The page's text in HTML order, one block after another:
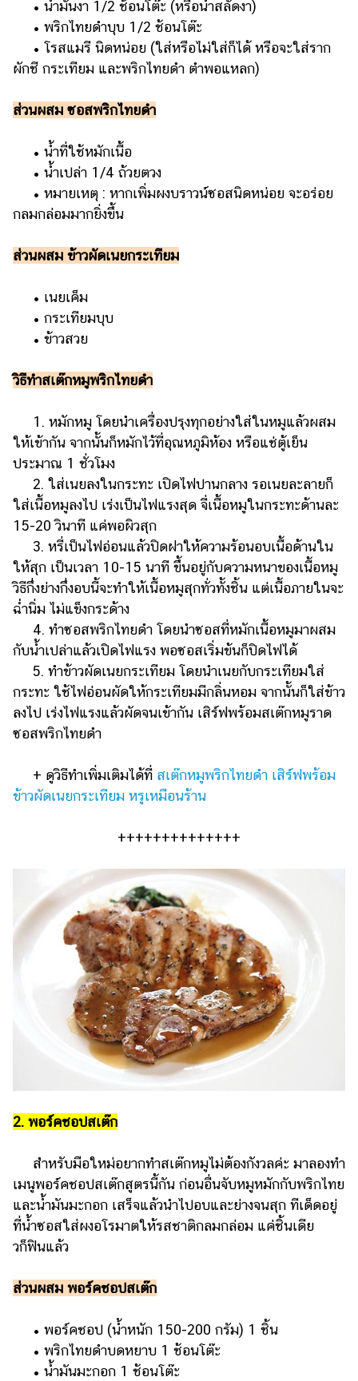
และ
เด็ก
สัตว์
เลี้ยง
Infographic
บริการ
แอปฯ
กระปุก
ออนไลน์
เลข
ออนไลน์
ติดต่อ
แจ้ง
ร่วม
กับ
เรา
• น้ำมันงา 1/2 ช้อนโต๊ะ (หรือน้ำสลัดงา)
• พริกไทยดำบุบ 1/2 ช้อนโต๊ะ
• โรสแมรี นิดหน่อย (ใส่หรือไม่ใส่ก็ได้ หรือจะใส่ราก
ผักชี กระเทียม และพริกไทยดำ ตำพอแหลก)
ส่วนผสม ซอสพริกไทยดำ
• น้ำที่ใช้หมักเนื้อ
• น้ำเปล่า 1/4 ถ้วยตวง
• หมายเหตุ : หากเพิ่มผงบราวน์ซอสนิดหน่อย จะอร่อย
กลมกล่อมมากยิ่งขึ้น
ส่วนผสม ข้าวผัดเนยกระเทียม
• เนยเค็ม
• กระเทียมบุบ
• ข้าวสวย
วิธีทำสเต๊กหมูพริกไทยดำ
1. หมักหมู โดยนำเครื่องปรุงทุกอย่างใส่ในหมูแล้วผสม
ให้เข้ากัน จากนั้นก็หมักไว้ที่อุณหภูมิห้อง หรือแช่ตู้เย็น
ประมาณ 1 ชั่วโมง
2. ใส่เนยลงในกระทะ เปิดไฟปานกลาง รอเนยละลายก็
ใส่เนื้อหมูลงไป เร่งเป็นไฟแรงสุด จี่เนื้อหมูในกระทะด้านละ
15-20 วินาที แค่พอผิวสุก
3. หรี่เป็นไฟอ่อนแล้วปิดฝาให้ความร้อนอบเนื้อด้านใน
ให้สุก เป็นเวลา 10-15 นาที ขึ้นอยู่กับความหนาของเนื้อหมู
วิธีกึ่งย่างกึ่งอบนี้จะทำให้เนื้อหมูสุกทั่วทั้งชิ้น แต่เนื้อภายในจะ
ฉ่ำนิ่ม ไม่แข็งกระด้าง
4. ทำซอสพริกไทยดำ โดยนำซอสที่หมักเนื้อหมูมาผสม
กับน้ำเปล่าแล้วเปิดไฟแรง พอซอสเริ่มข้นก็ปิดไฟได้
5. ทำข้าวผัดเนยกระเทียม โดยนำเนยกับกระเทียมใส่
กระทะ ใช้ไฟอ่อนผัดให้กระเทียมมีกลิ่นหอม จากนั้นก็ใส่ข้าว
ลงไป เร่งไฟแรงแล้วผัดจนเข้ากัน เสิร์ฟพร้อมสเต๊กหมูราด
ซอสพริกไทยดำ
+ ดูวิธีทำเพิ่มเติมได้ที่ สเต๊กหมูพริกไทยดำ เสิร์ฟพร้อม
ข้าวผัดเนยกระเทียม หรูเหมือนร้าน
++++++++++++++
2. พอร์คชอปสเต๊ก
สำหรับมือใหม่อยากทำสเต๊กหมูไม่ต้องกังวลค่ะ มาลองทำ
เมนูพอร์คชอปสเต๊กสูตรนี้กัน ก่อนอื่นจับหมูหมักกับพริกไทย
และน้ำมันมะกอก เสร็จแล้วนำไปอบและย่างจนสุก ทีเด็ดอยู่
ที่น้ำซอสใส่ผงอโรมาตให้รสชาติกลมกล่อม แค่ชิ้นเดีย
วก็ฟินแล้ว
ส่วนผสม พอร์คชอปสเต๊ก
• พอร์คชอป (น้ำหนัก 150-200 กรัม) 1 ชิ้น
• พริกไทยดำบดหยาบ 1 ช้อนโต๊ะ
• น้ำมันมะกอก 1 ช้อนโต๊ะ